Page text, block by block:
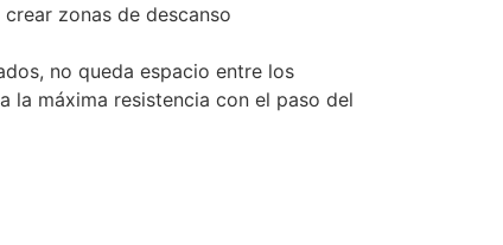
zonas de descanso
no queda espacio entre los
la máxima resistencia con el paso del